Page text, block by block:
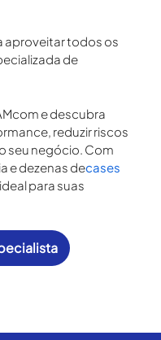
aproveitar todos os
de
e descubra
reduzir riscos
seu negócio. Com
e dezenas decases
para suas